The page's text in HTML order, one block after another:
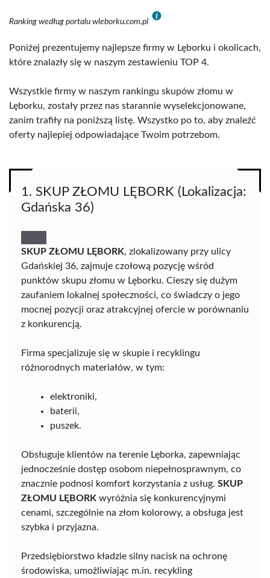
Ranking według portalu wleborku.com.pl
Poniżej prezentujemy najlepsze firmy w Lęborku i okolicach,
które znalazły się w naszym zestawieniu TOP 4.
Wszystkie firmy w naszym rankingu skupów złomu w
Lęborku, zostały przez nas starannie wyselekcjonowane,
zanim trafiły na poniższą listę. Wszystko po to, aby znaleźć
oferty najlepiej odpowiadające Twoim potrzebom.
1. SKUP ZŁOMU LĘBORK (Lokalizacja:
Gdańska 36)
SKUP ZŁOMU LĘBORK, zlokalizowany przy ulicy
Gdańskiej 36, zajmuje czołową pozycję wśród
punktów skupu złomu w Lęborku. Cieszy się dużym
zaufaniem lokalnej społeczności, co świadczy o jego
mocnej pozycji oraz atrakcyjnej ofercie w porównaniu
z konkurencją.
Firma specjalizuje się w skupie i recyklingu
różnorodnych materiałów, w tym:
elektroniki,
baterii,
puszek.
Obsługuje klientów na terenie Lęborka, zapewniając
jednocześnie dostęp osobom niepełnosprawnym, co
znacznie podnosi komfort korzystania z usług. SKUP
ZŁOMU LĘBORK wyróżnia się konkurencyjnymi
cenami, szczególnie na złom kolorowy, a obsługa jest
szybka i przyjazna.
Przedsiębiorstwo kładzie silny nacisk na ochronę
środowiska, umożliwiając m.in. recykling